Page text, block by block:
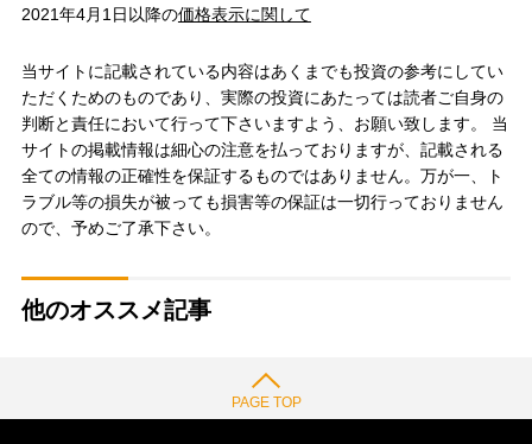
2021年4月1日以降の価格表示に関して
当サイトに記載されている内容はあくまでも投資の参考にしてい
ただくためのものであり、実際の投資にあたっては読者ご自身の
判断と責任において行って下さいますよう、お願い致します。 当
サイトの掲載情報は細心の注意を払っておりますが、記載される
全ての情報の正確性を保証するものではありません。万が一、ト
ラブル等の損失が被っても損害等の保証は一切行っておりません
ので、予めご了承下さい。
他のオススメ記事
PAGE TOP